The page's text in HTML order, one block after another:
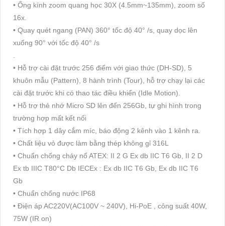
• Ống kính zoom quang học 30X (4.5mm~135mm), zoom số
16x.
• Quay quét ngang (PAN) 360° tốc độ 40° /s, quay dọc lên
xuống 90° với tốc độ 40° /s
• Hỗ trợ cài đặt trước 256 điểm với giao thức (DH-SD), 5
khuôn mẫu (Pattern), 8 hành trình (Tour), hỗ trợ chạy lại các
cài đặt trước khi có thao tác điều khiển (Idle Motion).
• Hỗ trợ thẻ nhớ Micro SD lên đến 256Gb, tự ghi hình trong
trường hợp mất kết nối
• Tích hợp 1 dây cắm míc, báo động 2 kênh vào 1 kênh ra.
• Chất liệu vỏ được làm bằng thép không gỉ 316L
• Chuẩn chống cháy nổ ATEX: II 2 G Ex db IIC T6 Gb, II 2 D
Ex tb IIIC T80°C Db IECEx : Ex db IIC T6 Gb, Ex db IIC T6
Gb
• Chuẩn chống nước IP68
• Điện áp AC220V(AC100V ~ 240V), Hi-PoE , công suất 40W,
75W (IR on)